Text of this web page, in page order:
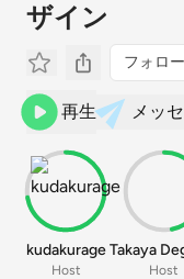
ザイン
フォロ
再生 メッ
kudakurage
Host
Takaya
Host